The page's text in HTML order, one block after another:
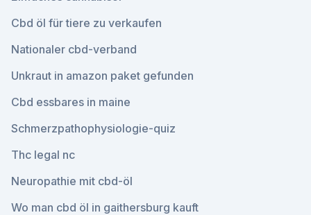
Cbd öl für tiere zu verkaufen
Nationaler cbd-verband
Unkraut in amazon paket gefunden
Cbd essbares in maine
Schmerzpathophysiologie-quiz
Thc legal nc
Neuropathie mit cbd-öl
Wo man cbd öl in gaithersburg kauft